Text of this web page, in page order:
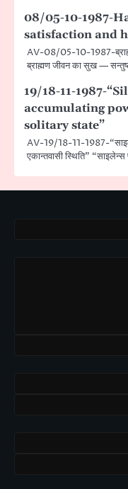
08/05-10-1987-
satisfaction and
AV-08/05-10-1987-
ब्राह्मण जीवन का सुख —
19/18-11-1987-
accumulating
solitary state”
AV-19/18-11-1987-
एकान्तवासी स्थिति”